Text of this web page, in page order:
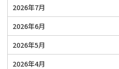
2026年7月
2026年6月
2026年5月
2026年4月